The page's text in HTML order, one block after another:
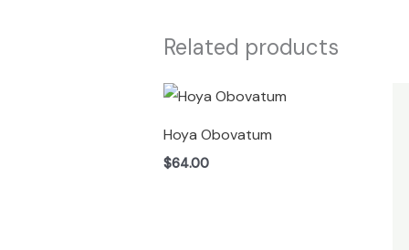
Related products
Hoya Obovatum
$64.00